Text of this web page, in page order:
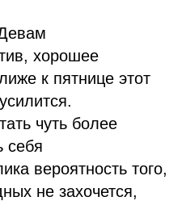
хорошее
к пятнице этот
чуть более
себя
вероятность того,
не захочется,